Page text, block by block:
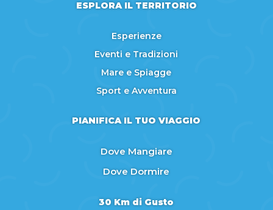
ESPLORA IL TERRITORIO
Esperienze
Eventi e Tradizioni
Mare e Spiagge
Sport e Avventura
PIANIFICA IL TUO VIAGGIO
Dove Mangiare
Dove Dormire
30 Km di Gusto